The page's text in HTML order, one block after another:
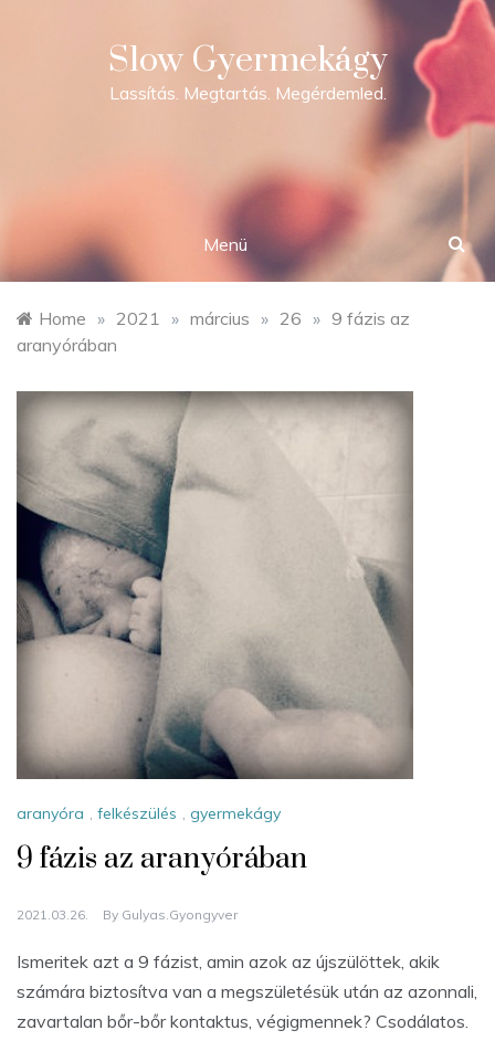
Slow Gyermekágy
Lassítás. Megtartás. Megérdemled.
Menü
Home » 2021 » március » 26 » 9 fázis az
aranyórában
aranyóra , felkészülés , gyermekágy
9 fázis az aranyórában
2021.03.26. By Gulyas.gyongyver
Ismeritek azt a 9 fázist, amin azok az újszülöttek, akik
számára biztosítva van a megszületésük után az azonnali,
zavartalan bőr-bőr kontaktus, végigmennek? Csodálatos.